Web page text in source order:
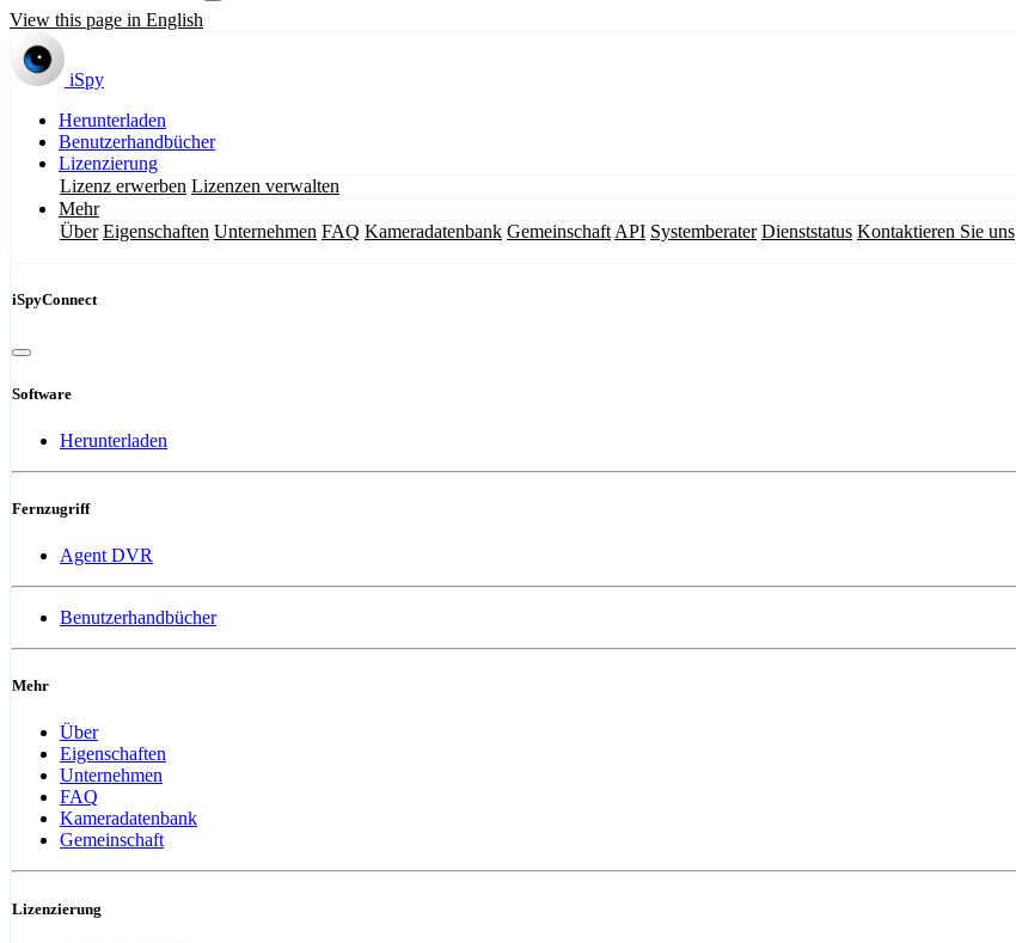
View this page in English
iSpy
Herunterladen
Benutzerhandbücher
Lizenzierung
Lizenz erwerben Lizenzen verwalten
Mehr
Über Eigenschaften Unternehmen FAQ Kameradatenbank Gemeinschaft API Systemberater Dienststatus Kontaktieren Sie uns
iSpyConnect
Software
Herunterladen
Fernzugriff
Agent DVR
Benutzerhandbücher
Mehr
Über
Eigenschaften
Unternehmen
FAQ
Kameradatenbank
Gemeinschaft
Lizenzierung